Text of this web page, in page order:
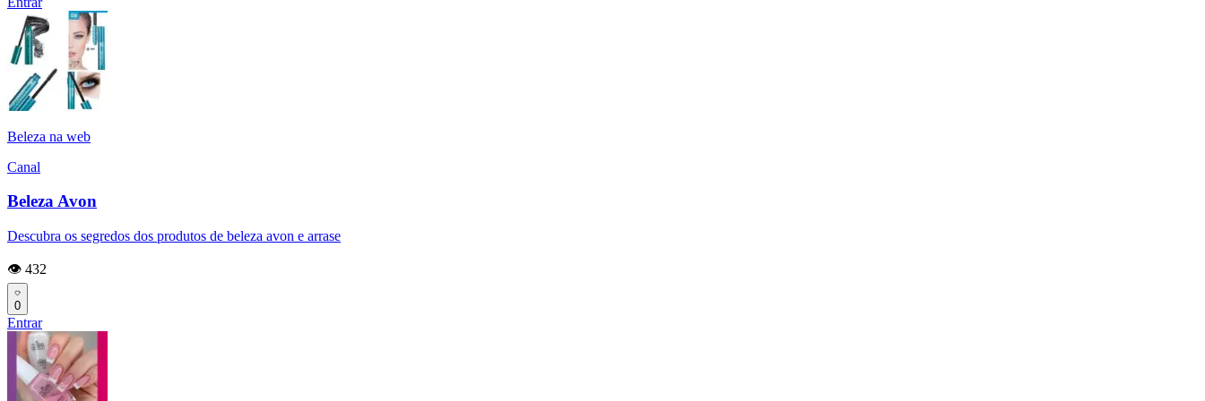
Beleza na web
Canal
Beleza Avon
Descubra os segredos dos produtos de beleza avon e arrase
👁️ 432
0
Entrar